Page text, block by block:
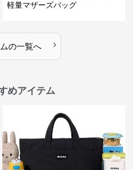
軽量マザーズバッグ
の一覧へ ›
めアイテム